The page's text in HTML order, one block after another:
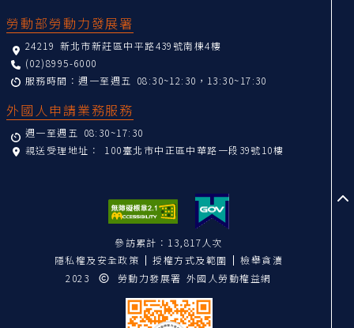
勞動部勞動力發展署
24219 新北市新莊區中平路439號南棟4樓
(02)8995-6000
服務時間：週一至週五 08:30~12:30，13:30~17:30
外國人申請業務服務
週一至週五 08:30~17:30
親送受理地址： 100臺北市中正區中華路一段39號10樓
參訪累計：13,817人次
隱私權及安全政策
授權方式及範圍
檢舉貪瀆
2023
勞動力發展署 外國人勞動權益網
至